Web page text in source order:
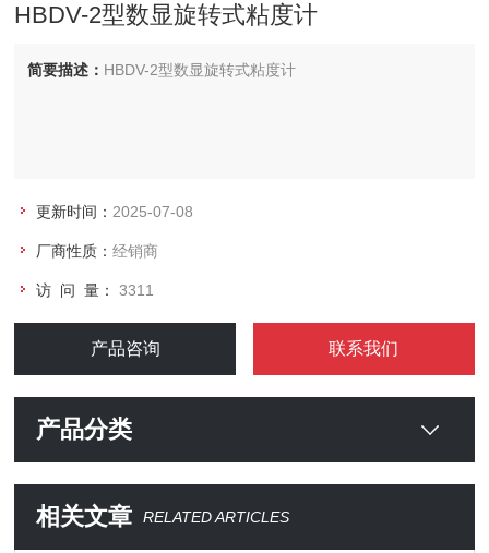
HBDV-2型数显旋转式粘度计
简要描述： HBDV-2型数显旋转式粘度计
更新时间： 2025-07-08
厂商性质：经销商
访 问 量：3311
产品咨询 联系我们
产品分类
相关文章 RELATED ARTICLES